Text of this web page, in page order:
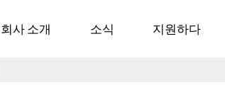
회사 소개 소식 지원하다